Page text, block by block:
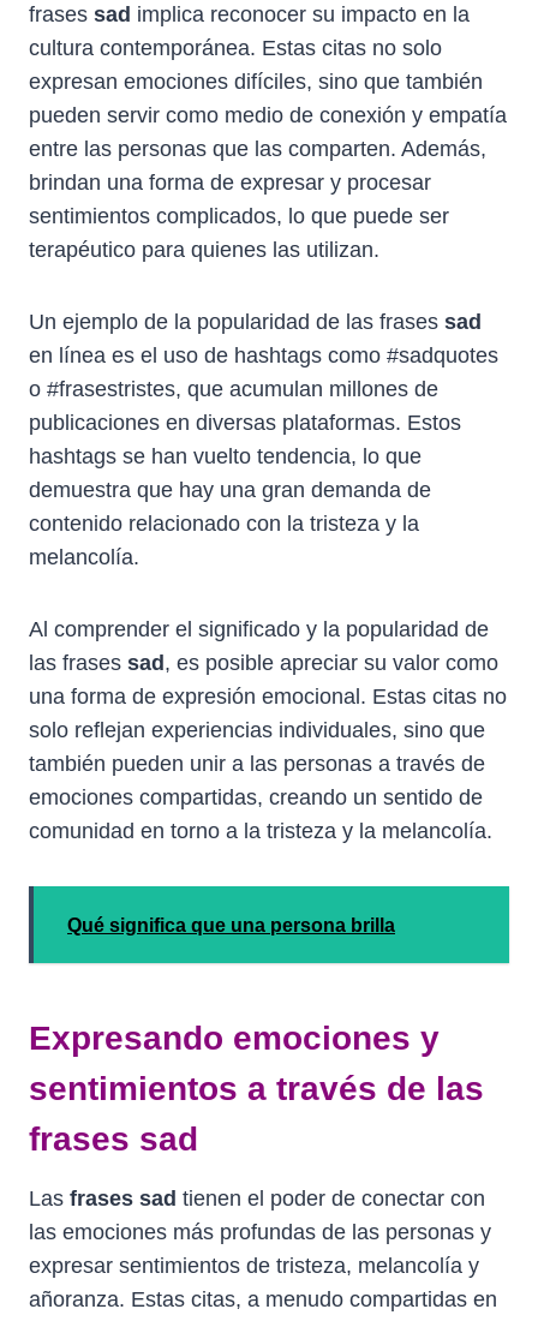
frases sad implica reconocer su impacto en la
cultura contemporánea. Estas citas no solo
expresan emociones difíciles, sino que también
pueden servir como medio de conexión y empatía
entre las personas que las comparten. Además,
brindan una forma de expresar y procesar
sentimientos complicados, lo que puede ser
terapéutico para quienes las utilizan.
Un ejemplo de la popularidad de las frases sad
en línea es el uso de hashtags como #sadquotes
o #frasestristes, que acumulan millones de
publicaciones en diversas plataformas. Estos
hashtags se han vuelto tendencia, lo que
demuestra que hay una gran demanda de
contenido relacionado con la tristeza y la
melancolía.
Al comprender el significado y la popularidad de
las frases sad, es posible apreciar su valor como
una forma de expresión emocional. Estas citas no
solo reflejan experiencias individuales, sino que
también pueden unir a las personas a través de
emociones compartidas, creando un sentido de
comunidad en torno a la tristeza y la melancolía.
Qué significa que una persona brilla
Expresando emociones y
sentimientos a través de las
frases sad
Las frases sad tienen el poder de conectar con
las emociones más profundas de las personas y
expresar sentimientos de tristeza, melancolía y
añoranza. Estas citas, a menudo compartidas en